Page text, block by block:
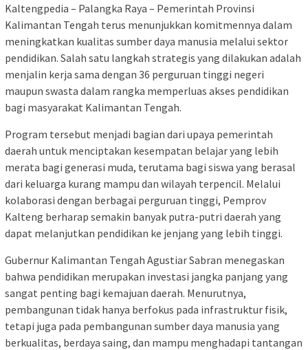
Kaltengpedia – Palangka Raya – Pemerintah Provinsi
Kalimantan Tengah terus menunjukkan komitmennya dalam
meningkatkan kualitas sumber daya manusia melalui sektor
pendidikan. Salah satu langkah strategis yang dilakukan adalah
menjalin kerja sama dengan 36 perguruan tinggi negeri
maupun swasta dalam rangka memperluas akses pendidikan
bagi masyarakat Kalimantan Tengah.
Program tersebut menjadi bagian dari upaya pemerintah
daerah untuk menciptakan kesempatan belajar yang lebih
merata bagi generasi muda, terutama bagi siswa yang berasal
dari keluarga kurang mampu dan wilayah terpencil. Melalui
kolaborasi dengan berbagai perguruan tinggi, Pemprov
Kalteng berharap semakin banyak putra-putri daerah yang
dapat melanjutkan pendidikan ke jenjang yang lebih tinggi.
Gubernur Kalimantan Tengah Agustiar Sabran menegaskan
bahwa pendidikan merupakan investasi jangka panjang yang
sangat penting bagi kemajuan daerah. Menurutnya,
pembangunan tidak hanya berfokus pada infrastruktur fisik,
tetapi juga pada pembangunan sumber daya manusia yang
berkualitas, berdaya saing, dan mampu menghadapi tantangan